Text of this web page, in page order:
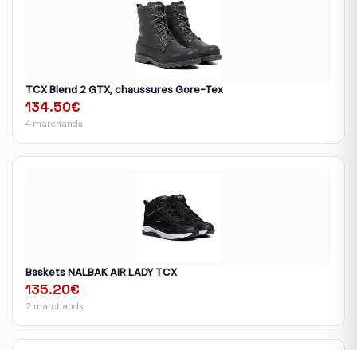
TCX Blend 2 GTX, chaussures Gore-Tex
134.50€
4 marchands
Baskets NALBAK AIR LADY TCX
135.20€
2 marchands